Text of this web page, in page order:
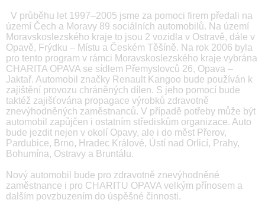
V průběhu let 1997–2005 jsme za pomoci firem předali na
území Čech a Moravy 89 sociálních automobilů. Na území
Moravskoslezského kraje to jsou 2 vozidla v Ostravě, dále v
Opavě, Frýdku – Místu a Českém Těšíně. Na rok 2006 byla
pro tento program v rámci Moravskoslezského kraje vybrána
CHARITA OPAVA se sídlem Přemyslovců 26, Opava –
Jaktař. Automobil značky Renault Kangoo bude používán k
zajištění provozu chráněných dílen. S jeho pomocí bude
taktéž zajišťována propagace výrobků zdravotně
znevýhodněných zaměstnanců. V případě potřeby může být
automobil zapůjčen i ostatním střediskům organizace. Auto
bude jezdit nejen v okolí Opavy, ale i do měst Přerov,
Pardubice, Brno, Hradec Králové, Ústí nad Orlicí, Prahy,
Bohumína, Ostravy a Bruntálu.
Nový automobil bude pro zdravotně znevýhodněné
zaměstnance i pro CHARITU OPAVA velkým přínosem a
dalším povzbuzením do úspěšné činnosti.